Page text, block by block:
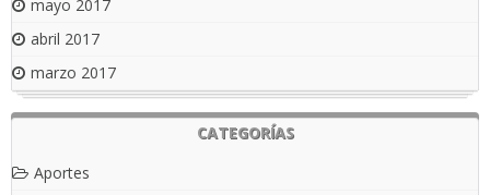
mayo 2017
abril 2017
marzo 2017
CATEGORÍAS
Aportes